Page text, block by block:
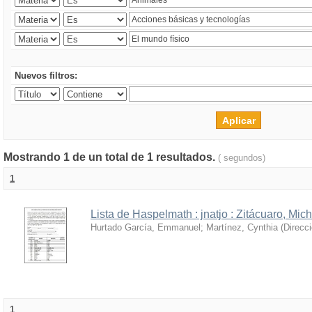
Nuevos filtros:
Mostrando 1 de un total de 1 resultados. ( segundos)
1
Lista de Haspelmath : jnatjo : Zitácuaro,
Hurtado García, Emmanuel ; Martínez, Cynthia (
1